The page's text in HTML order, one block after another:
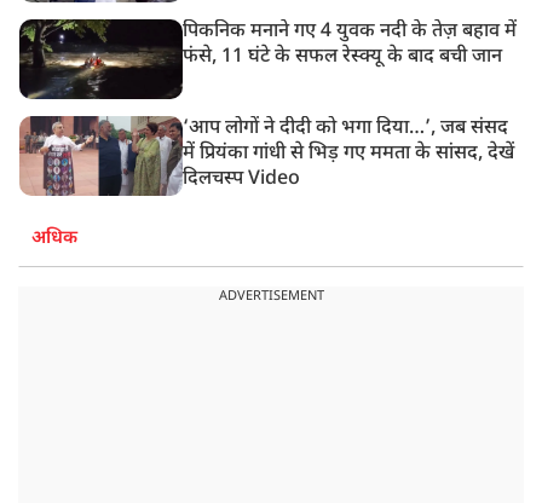
पिकनिक मनाने गए 4 युवक नदी के तेज़ बहाव में
फंसे, 11 घंटे के सफल रेस्क्यू के बाद बची जान
‘आप लोगों ने दीदी को भगा दिया…’, जब संसद
में प्रियंका गांधी से भिड़ गए ममता के सांसद, देखें
दिलचस्प Video
अधिक
ADVERTISEMENT